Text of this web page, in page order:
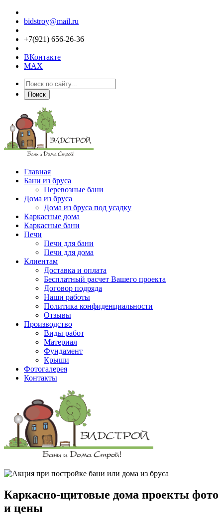
bidstroy@mail.ru
+7(921) 656-26-36
ВКонтакте
MAX
Поиск
Главная
Бани из бруса
Перевозные бани
Дома из бруса
Дома из бруса под усадку
Каркасные дома
Каркасные бани
Печи
Печи для бани
Печи для дома
Клиентам
Доставка и оплата
Бесплатный расчет Вашего проекта
Договор подряда
Наши работы
Политика конфиденциальности
Отзывы
Производство
Виды работ
Материал
Фундамент
Крыши
Фотогалерея
Контакты
Каркасно-щитовые дома проекты фото
и цены